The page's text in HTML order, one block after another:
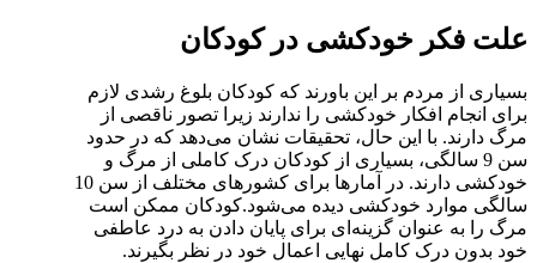
علت فکر خودکشی در کودکان
بسیاری از مردم بر این باورند که کودکان بلوغ رشدی لازم
برای انجام افکار خودکشی را ندارند زیرا تصور ناقصی از
مرگ دارند. با این حال، تحقیقات نشان می‌دهد که در حدود
سن 9 سالگی، بسیاری از کودکان درک کاملی از مرگ و
خودکشی دارند. در آمارها برای کشورهای مختلف از سن 10
سالگی موارد خودکشی دیده می‌شود.کودکان ممکن است
مرگ را به عنوان گزینه‌ای برای پایان دادن به درد عاطفی
خود بدون درک کامل نهایی اعمال خود در نظر بگیرند.